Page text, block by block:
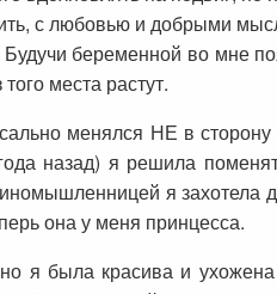
с любовью и добрыми
беременной во мне
места растут.
менялся НЕ в
назад) я решила
я захотела
она у меня принцесса.
я была красива и